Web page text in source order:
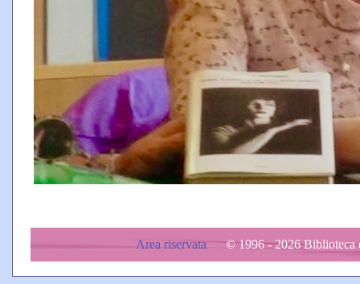
Area riservata © 1996 - 2026 Biblioteca